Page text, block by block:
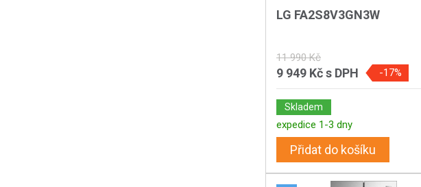
LG FA2S8V3GN3W
11 990 Kč
9 949 Kčs DPH -17%
Skladem
expedice 1-3 dny
Přidat do košíku